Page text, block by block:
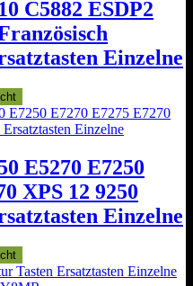
C5882 ESDP2
Einzelne
E5270 E7250
XPS 12 9250
Einzelne